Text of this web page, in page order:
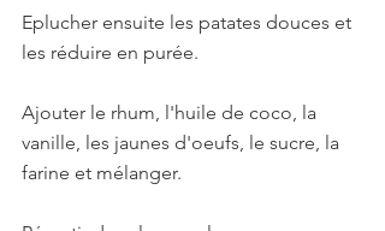
Eplucher ensuite les patates douces et
les réduire en purée.
Ajouter le rhum, l'huile de coco, la
vanille, les jaunes d'oeufs, le sucre, la
farine et mélanger.